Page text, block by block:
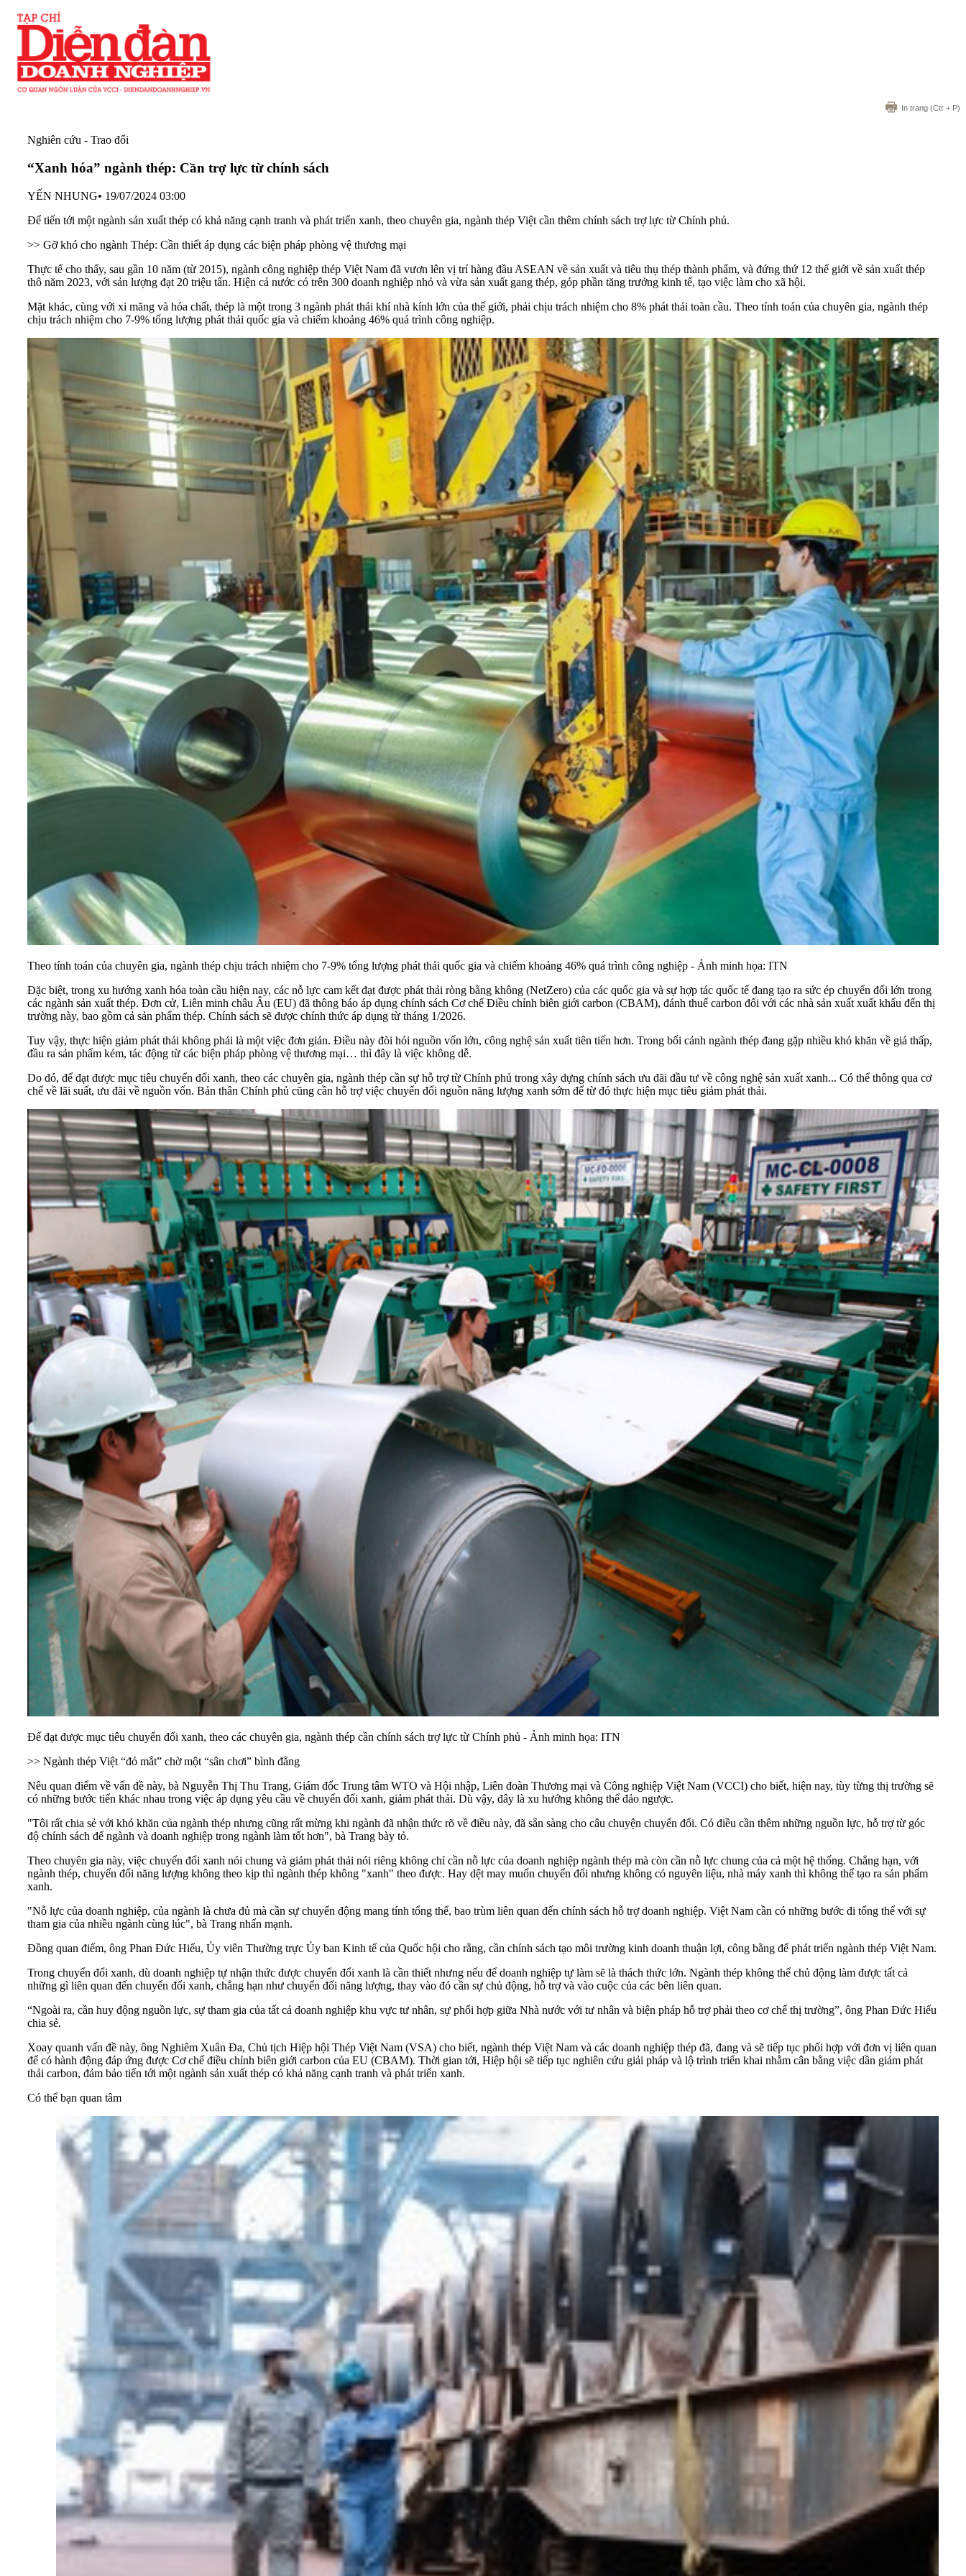
In trang (Ctr + P)
Nghiên cứu - Trao đổi
“Xanh hóa” ngành thép: Cần trợ lực từ chính sách
YẾN NHUNG• 19/07/2024 03:00
Để tiến tới một ngành sản xuất thép có khả năng cạnh tranh và phát triển xanh, theo chuyên gia, ngành thép Việt cần thêm chính sách trợ lực từ Chính phủ.
>> Gỡ khó cho ngành Thép: Cần thiết áp dụng các biện pháp phòng vệ thương mại
Thực tế cho thấy, sau gần 10 năm (từ 2015), ngành công nghiệp thép Việt Nam đã vươn lên vị trí hàng đầu ASEAN về sản xuất và tiêu thụ thép thành phẩm, và đứng thứ 12 thế giới về sản xuất thép
thô năm 2023, với sản lượng đạt 20 triệu tấn. Hiện cả nước có trên 300 doanh nghiệp nhỏ và vừa sản xuất gang thép, góp phần tăng trưởng kinh tế, tạo việc làm cho xã hội.
Mặt khác, cùng với xi măng và hóa chất, thép là một trong 3 ngành phát thải khí nhà kính lớn của thế giới, phải chịu trách nhiệm cho 8% phát thải toàn cầu. Theo tính toán của chuyên gia, ngành thép
chịu trách nhiệm cho 7-9% tổng lượng phát thải quốc gia và chiếm khoảng 46% quá trình công nghiệp.
Theo tính toán của chuyên gia, ngành thép chịu trách nhiệm cho 7-9% tổng lượng phát thải quốc gia và chiếm khoảng 46% quá trình công nghiệp - Ảnh minh họa: ITN
Đặc biệt, trong xu hướng xanh hóa toàn cầu hiện nay, các nỗ lực cam kết đạt được phát thải ròng bằng không (NetZero) của các quốc gia và sự hợp tác quốc tế đang tạo ra sức ép chuyển đổi lớn trong
các ngành sản xuất thép. Đơn cử, Liên minh châu Âu (EU) đã thông báo áp dụng chính sách Cơ chế Điều chỉnh biên giới carbon (CBAM), đánh thuế carbon đối với các nhà sản xuất xuất khẩu đến thị
trường này, bao gồm cả sản phẩm thép. Chính sách sẽ được chính thức áp dụng từ tháng 1/2026.
Tuy vậy, thực hiện giảm phát thải không phải là một việc đơn giản. Điều này đòi hỏi nguồn vốn lớn, công nghệ sản xuất tiên tiến hơn. Trong bối cảnh ngành thép đang gặp nhiều khó khăn về giá thấp,
đầu ra sản phẩm kém, tác động từ các biện pháp phòng vệ thương mại… thì đây là việc không dễ.
Do đó, để đạt được mục tiêu chuyển đổi xanh, theo các chuyên gia, ngành thép cần sự hỗ trợ từ Chính phủ trong xây dựng chính sách ưu đãi đầu tư về công nghệ sản xuất xanh... Có thể thông qua cơ
chế về lãi suất, ưu đãi về nguồn vốn. Bản thân Chính phủ cũng cần hỗ trợ việc chuyển đổi nguồn năng lượng xanh sớm để từ đó thực hiện mục tiêu giảm phát thải.
Để đạt được mục tiêu chuyển đổi xanh, theo các chuyên gia, ngành thép cần chính sách trợ lực từ Chính phủ - Ảnh minh họa: ITN
>> Ngành thép Việt “đỏ mắt” chờ một “sân chơi” bình đẳng
Nêu quan điểm về vấn đề này, bà Nguyễn Thị Thu Trang, Giám đốc Trung tâm WTO và Hội nhập, Liên đoàn Thương mại và Công nghiệp Việt Nam (VCCI) cho biết, hiện nay, tùy từng thị trường sẽ
có những bước tiến khác nhau trong việc áp dụng yêu cầu về chuyển đổi xanh, giảm phát thải. Dù vậy, đây là xu hướng không thể đảo ngược.
"Tôi rất chia sẻ với khó khăn của ngành thép nhưng cũng rất mừng khi ngành đã nhận thức rõ về điều này, đã sẵn sàng cho câu chuyện chuyển đổi. Có điều cần thêm những nguồn lực, hỗ trợ từ góc
độ chính sách để ngành và doanh nghiệp trong ngành làm tốt hơn", bà Trang bày tỏ.
Theo chuyên gia này, việc chuyển đổi xanh nói chung và giảm phát thải nói riêng không chỉ cần nỗ lực của doanh nghiệp ngành thép mà còn cần nỗ lực chung của cả một hệ thống. Chẳng hạn, với
ngành thép, chuyển đổi năng lượng không theo kịp thì ngành thép không "xanh" theo được. Hay dệt may muốn chuyển đổi nhưng không có nguyên liệu, nhà máy xanh thì không thể tạo ra sản phẩm
xanh.
"Nỗ lực của doanh nghiệp, của ngành là chưa đủ mà cần sự chuyển động mang tính tổng thể, bao trùm liên quan đến chính sách hỗ trợ doanh nghiệp. Việt Nam cần có những bước đi tổng thể với sự
tham gia của nhiều ngành cùng lúc", bà Trang nhấn mạnh.
Đồng quan điểm, ông Phan Đức Hiếu, Ủy viên Thường trực Ủy ban Kinh tế của Quốc hội cho rằng, cần chính sách tạo môi trường kinh doanh thuận lợi, công bằng để phát triển ngành thép Việt Nam.
Trong chuyển đổi xanh, dù doanh nghiệp tự nhận thức được chuyển đổi xanh là cần thiết nhưng nếu để doanh nghiệp tự làm sẽ là thách thức lớn. Ngành thép không thể chủ động làm được tất cả
những gì liên quan đến chuyển đổi xanh, chẳng hạn như chuyển đổi năng lượng, thay vào đó cần sự chủ động, hỗ trợ và vào cuộc của các bên liên quan.
“Ngoài ra, cần huy động nguồn lực, sự tham gia của tất cả doanh nghiệp khu vực tư nhân, sự phối hợp giữa Nhà nước với tư nhân và biện pháp hỗ trợ phải theo cơ chế thị trường”, ông Phan Đức Hiếu
chia sẻ.
Xoay quanh vấn đề này, ông Nghiêm Xuân Đa, Chủ tịch Hiệp hội Thép Việt Nam (VSA) cho biết, ngành thép Việt Nam và các doanh nghiệp thép đã, đang và sẽ tiếp tục phối hợp với đơn vị liên quan
để có hành động đáp ứng được Cơ chế điều chỉnh biên giới carbon của EU (CBAM). Thời gian tới, Hiệp hội sẽ tiếp tục nghiên cứu giải pháp và lộ trình triển khai nhằm cân bằng việc dần giảm phát
thải carbon, đảm bảo tiến tới một ngành sản xuất thép có khả năng cạnh tranh và phát triển xanh.
Có thể bạn quan tâm